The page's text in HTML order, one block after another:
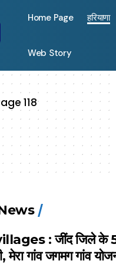
Home Page हरियाणा
Web Story
118
: जींद जिले के 5
गांव जगमग गांव